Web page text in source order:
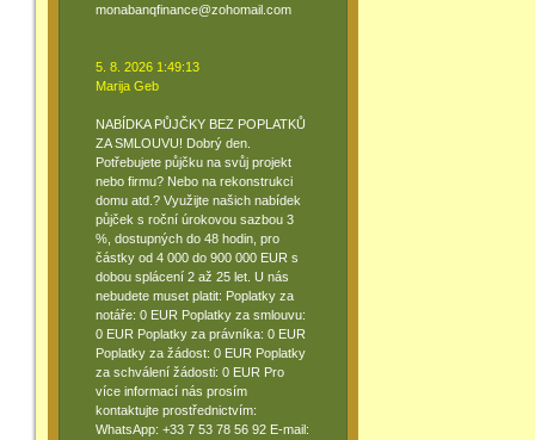
monabanqfinance@zohomail.com
5. 8. 2026 1:49:13
Marija Geb
NABÍDKA PŮJČKY BEZ POPLATKŮ
ZA SMLOUVU! Dobrý den.
Potřebujete půjčku na svůj projekt
nebo firmu? Nebo na rekonstrukci
domu atd.? Využijte našich nabídek
půjček s roční úrokovou sazbou 3
%, dostupných do 48 hodin, pro
částky od 4 000 do 900 000 EUR s
dobou splácení 2 až 25 let. U nás
nebudete muset platit: Poplatky za
notáře: 0 EUR Poplatky za smlouvu:
0 EUR Poplatky za právníka: 0 EUR
Poplatky za žádost: 0 EUR Poplatky
za schválení žádosti: 0 EUR Pro
více informací nás prosím
kontaktujte prostřednictvím:
WhatsApp: +33 7 53 78 56 92 E-mail: